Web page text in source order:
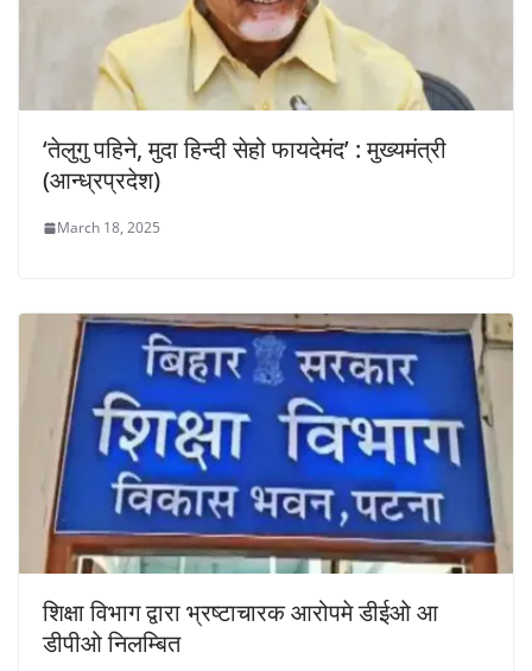
‘तेलुगु पहिने, मुदा हिन्दी सेहो फायदेमंद’ : मुख्यमंत्री
(आन्ध्रप्रदेश)
March 18, 2025
शिक्षा विभाग द्वारा भ्रष्टाचारक आरोपमे डीईओ आ
डीपीओ निलम्बित